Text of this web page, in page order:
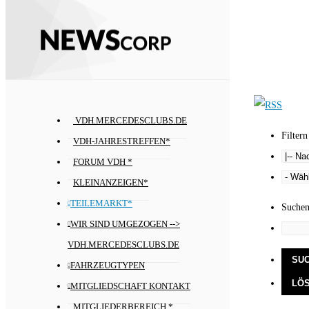
VDH.MERCEDESCLUBS.DE
VDH-JAHRESTREFFEN*
FORUM VDH *
KLEINANZEIGEN*
TEILEMARKT*
WIR SIND UMGEZOGEN -->
VDH.MERCEDESCLUBS.DE
FAHRZEUGTYPEN
MITGLIEDSCHAFT KONTAKT
MITGLIEDERBEREICH *
Filtern
Suchen